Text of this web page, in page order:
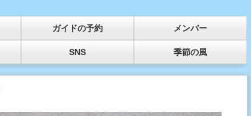
ガイドの予約 メンバー
SNS 季節の風